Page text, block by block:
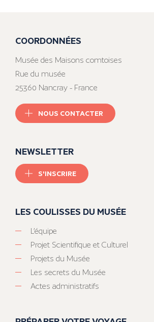
COORDONNÉES
Musée des Maisons comtoises
Rue du musée
25360 Nancray - France
NOUS CONTACTER
NEWSLETTER
S'INSCRIRE
LES COULISSES DU MUSÉE
L’équipe
Projet Scientifique et Culturel
Projets du Musée
Les secrets du Musée
Actes administratifs